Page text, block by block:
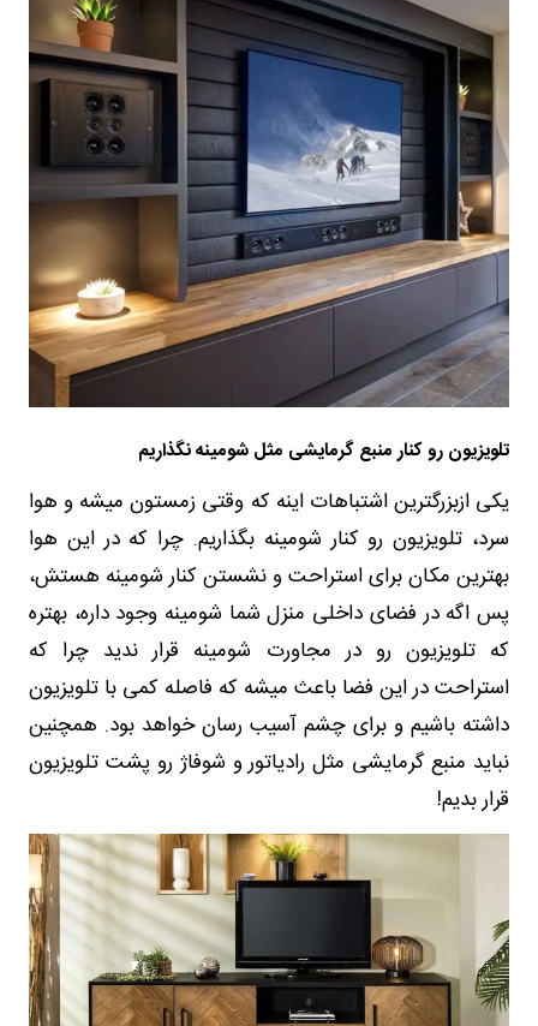
تلویزیون رو کنار منبع گرمایشی مثل شومینه نگذاریم
یکی ازبزرگترین اشتباهات اینه که وقتی زمستون میشه و هوا
سرد، تلویزیون رو کنار شومینه بگذاریم. چرا که در این هوا
بهترین مکان برای استراحت و نشستن کنار شومینه هستش،
پس اگه در فضای داخلی منزل شما شومینه وجود داره، بهتره
که تلویزیون رو در مجاورت شومینه قرار ندید چرا که
استراحت در این فضا باعث میشه که فاصله کمی با تلویزیون
داشته باشیم و برای چشم آسیب رسان خواهد بود. همچنین
نباید منبع گرمایشی مثل رادیاتور و شوفاژ رو پشت تلویزیون
قرار بدیم!